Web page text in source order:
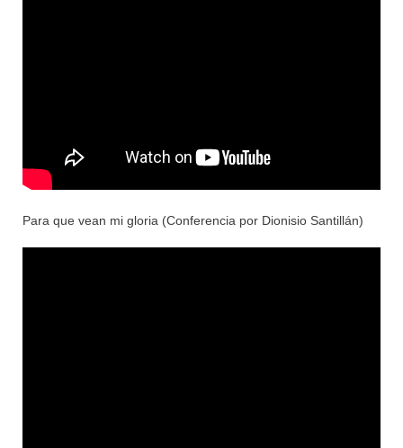
Para que vean mi gloria (Conferencia por Dionisio Santillán)